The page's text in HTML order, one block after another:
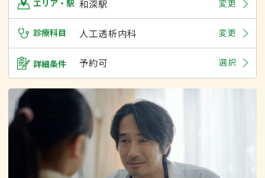
エリア・駅 和深駅 変更
診療科目 人工透析内科 変更
詳細条件 予約可 選択